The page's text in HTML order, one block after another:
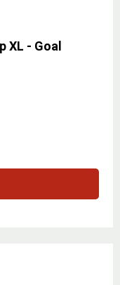
XL - Goal